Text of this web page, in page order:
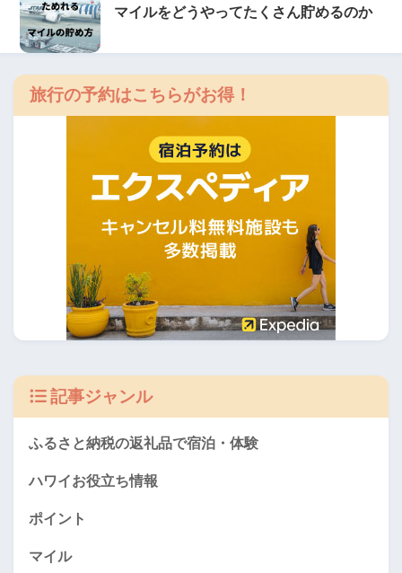
マイルをどうやってたくさん貯めるのか
旅行の予約はこちらがお得！
記事ジャンル
ふるさと納税の返礼品で宿泊・体験
ハワイお役立ち情報
ポイント
マイル